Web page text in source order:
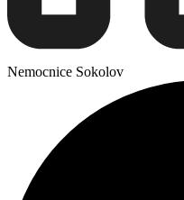
Nemocnice Sokolov